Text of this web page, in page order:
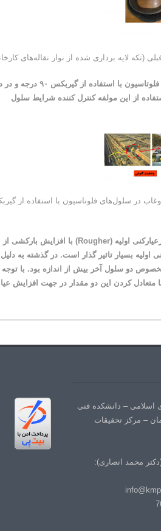
رفع مشکل دسترسی به شیرهای نیزه‌ای کنترل سطح دوغاب در سلول‌های
از این مولفه کنترل کننده شرایط سلول
رفع مشکل بازیابی کنسانتره بین ۵ سلول میانی و ۵ سلول انتهایی بخش پرعیارکنی اولیه (Rougher) با افزایش بارکشی از
بسیار تاثیر گذار است. در گذشته به
در کنسانتره، بارکشی از ۵ سلول انتهایی بخصوص دو سلول آخر بیش از اندازه بود. با
متعادل کردن این دو مقدار در جهت افزایش عیا
اسلامی – دانشکده فنی
– مرکز تحقیقات
محمد انصاری):